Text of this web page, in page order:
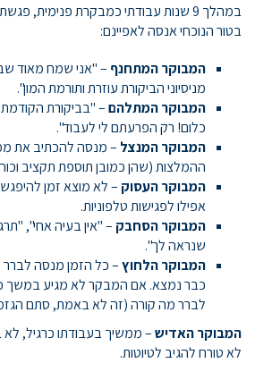
במהלך 9 שנות עבודתי כמבקרת פנימית,
בטור הנוכחי אנסה לאפיינם:
המבוקר המתחנף – "אני שמח מאוד
מניסיוני הביקורת עוזרת ותורמת המון".
המבוקר המתלהם– "בביקורת
כלום! רק הפרעתם לי לעבוד".
המבוקר המנצל – מנסה להכתיב את
ההמלצות (שהן כמובן תוספת תקציב
המבוקר העסוק – לא מוצא זמן
אפילו לפגישות טלפוניות.
המבוקר הסחבק – "אין בעיה אחי",
שנראה לך".
המבוקר הלחוץ– כל הזמן מנסה לברר
כבר נמצא. אם המבקר לא מגיע במשך
לברר מה קורה (זה לא באמת, סתם
המבוקר האדיש– ממשיך בעבודתו כרגיל,
לא טורח להגיב לטיוטות.